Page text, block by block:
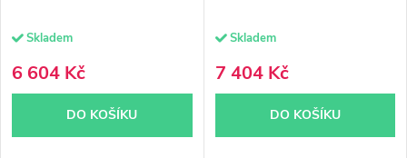
Skladem
6 604 Kč
DO KOŠÍKU
Skladem
7 404 Kč
DO KOŠÍKU